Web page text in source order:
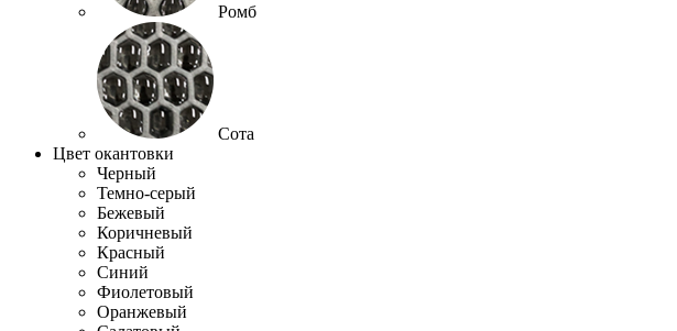
Ромб
Сота
Цвет окантовки
Черный
Темно-серый
Бежевый
Коричневый
Красный
Синий
Фиолетовый
Оранжевый